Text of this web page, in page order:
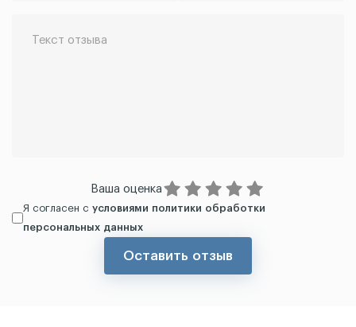
Ваша оценка
Я согласен сусловиями политики обработки
персональных данных
Оставить отзыв